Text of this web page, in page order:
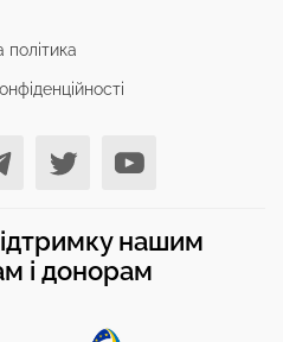
політика
нашим
і донорам